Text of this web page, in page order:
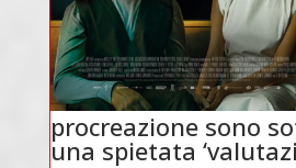
procreazione sono
una spietata